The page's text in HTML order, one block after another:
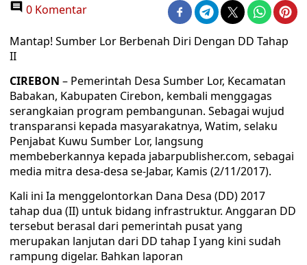
0 Komentar
Mantap! Sumber Lor Berbenah Diri Dengan DD Tahap
II
CIREBON – Pemerintah Desa Sumber Lor, Kecamatan
Babakan, Kabupaten Cirebon, kembali menggagas
serangkaian program pembangunan. Sebagai wujud
transparansi kepada masyarakatnya, Watim, selaku
Penjabat Kuwu Sumber Lor, langsung
membeberkannya kepada jabarpublisher.com, sebagai
media mitra desa-desa se-Jabar, Kamis (2/11/2017).
Kali ini Ia menggelontorkan Dana Desa (DD) 2017
tahap dua (II) untuk bidang infrastruktur. Anggaran DD
tersebut berasal dari pemerintah pusat yang
merupakan lanjutan dari DD tahap I yang kini sudah
rampung digelar. Bahkan laporan